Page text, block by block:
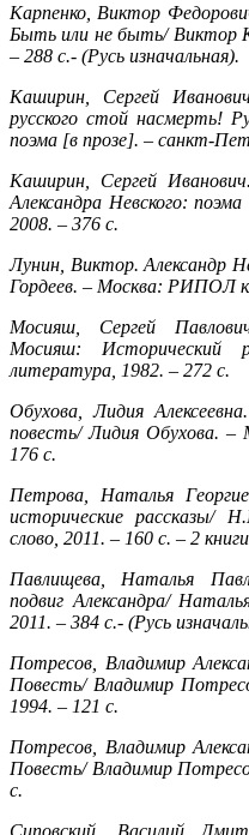
Карпенко, Виктор
Быть или не быть/ Виктор
– 288 с.- (Русь изначальная).
Каширин, Сергей
русского стой насмерть!
поэма [в прозе]. – санкт-
Каширин, Сергей
Александра Невского:
2008. – 376 с.
Лунин, Виктор. Александр
Гордеев. – Москва: РИПОЛ
Мосияш, Сергей
Мосияш: Исторический
литература, 1982. – 272 с.
Обухова, Лидия
повесть/ Лидия Обухова. –
176 с.
Петрова, Наталья
исторические рассказы/
слово, 2011. – 160 с. – 2
Павлищева, Наталья
подвиг Александра/
2011. – 384 с.- (Русь
Потресов, Владимир
Повесть/ Владимир
1994. – 121 с.
Потресов, Владимир
Повесть/ Владимир
с.
Сиповский, Василий